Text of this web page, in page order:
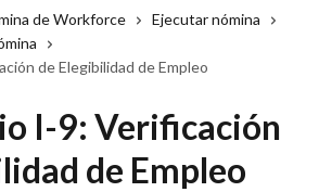
de Workforce
Ejecutar nómina
de Elegibilidad de Empleo
I-9: Verificación
de Empleo